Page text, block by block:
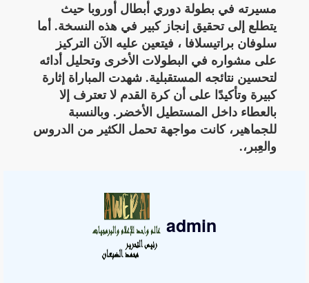
مسيرته في بطولة دوري أبطال أوروبا حيث
يتطلع إلى تحقيق إنجاز كبير في هذه النسخة. أما
سلوفان براتيسلافا ، فيتعين عليه الآن التركيز
على مشواره في البطولات الأخرى وتحليل أدائه
لتحسين نتائجه المستقبلية. شهدت المباراة إثارة
كبيرة وتأكيدًا على أن كرة القدم لا تعترف إلا
بالعطاء داخل المستطيل الأخضر. وبالنسبة
للجماهير، كانت مواجهة تحمل الكثير من الدروس
والعِبر،.
admin